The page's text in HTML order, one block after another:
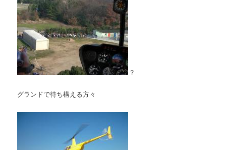
?
グランドで待ち構える方々